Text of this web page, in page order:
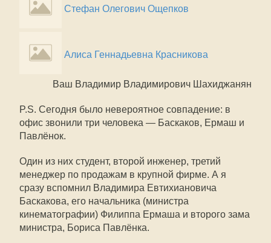
Стефан Олегович Ощепков
Алиса Геннадьевна Красникова
Ваш Владимир Владимирович Шахиджанян
P.S. Сегодня было невероятное совпадение: в
офис звонили три человека — Баскаков, Ермаш и
Павлёнок.
Один из них студент, второй инженер, третий
менеджер по продажам в крупной фирме. А я
сразу вспомнил Владимира Евтихиановича
Баскакова, его начальника (министра
кинематографии) Филиппа Ермаша и второго зама
министра, Бориса Павлёнка.